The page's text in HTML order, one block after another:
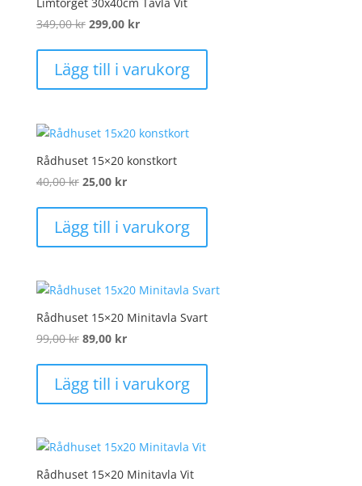
Limtorget 30x40cm Tavla Vit
349,00kr Det
priset
var:
299,00 krDet
priset
är:
Lägg till i varukorg
Rådhuset 15×20 konstkort
40,00kr Det
priset
var:
25,00 krDet
priset
är:
Lägg till i varukorg
Rådhuset 15×20 Minitavla Svart
99,00kr Det
priset
var:
89,00 krDet
priset
är:
Lägg till i varukorg
Rådhuset 15×20 Minitavla Vit